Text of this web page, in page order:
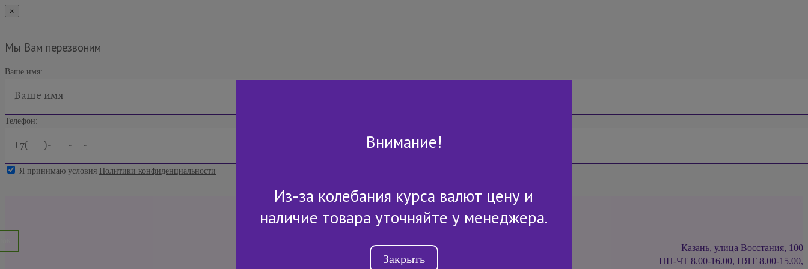
×
Мы Вам перезвоним
Ваше имя:
Телефон:
Я принимаю условия Политики конфиденциальности
+7 (843) 2-507-607
Казань, улица Восстания, 100
ПН-ЧТ 8.00-16.00, ПЯТ 8.00-15.00,
Внимание!
Из-за колебания курса валют цену и
наличие товара уточняйте у менеджера.
Закрыть